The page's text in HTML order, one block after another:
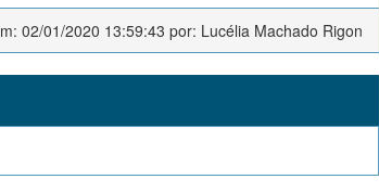
02/01/2020 13:59:43 por: Lucélia Machado Rigon